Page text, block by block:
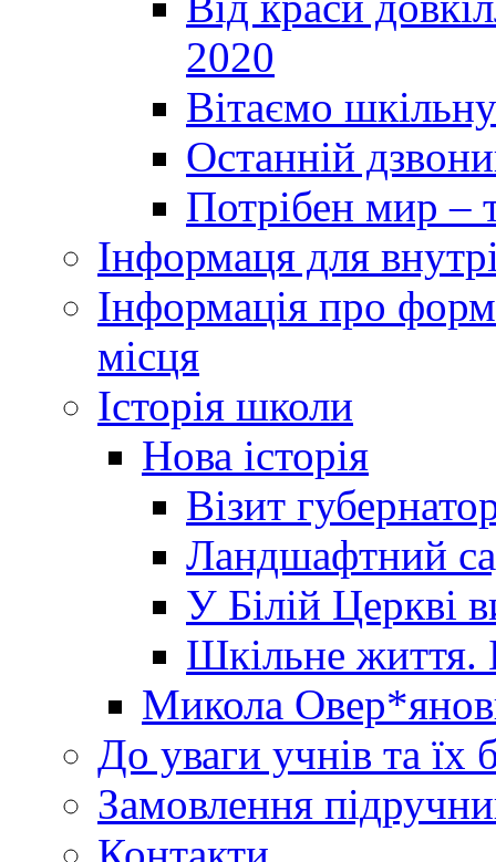
2020
Вітаємо
Останній
Потрібен мир –
Інформаця для
Інформація про
місця
Історія школи
Нова історія
Візит
Ландшафтний
У Білій Церкві
Шкільне життя.
Микола
До уваги учнів та їх
Замовлення